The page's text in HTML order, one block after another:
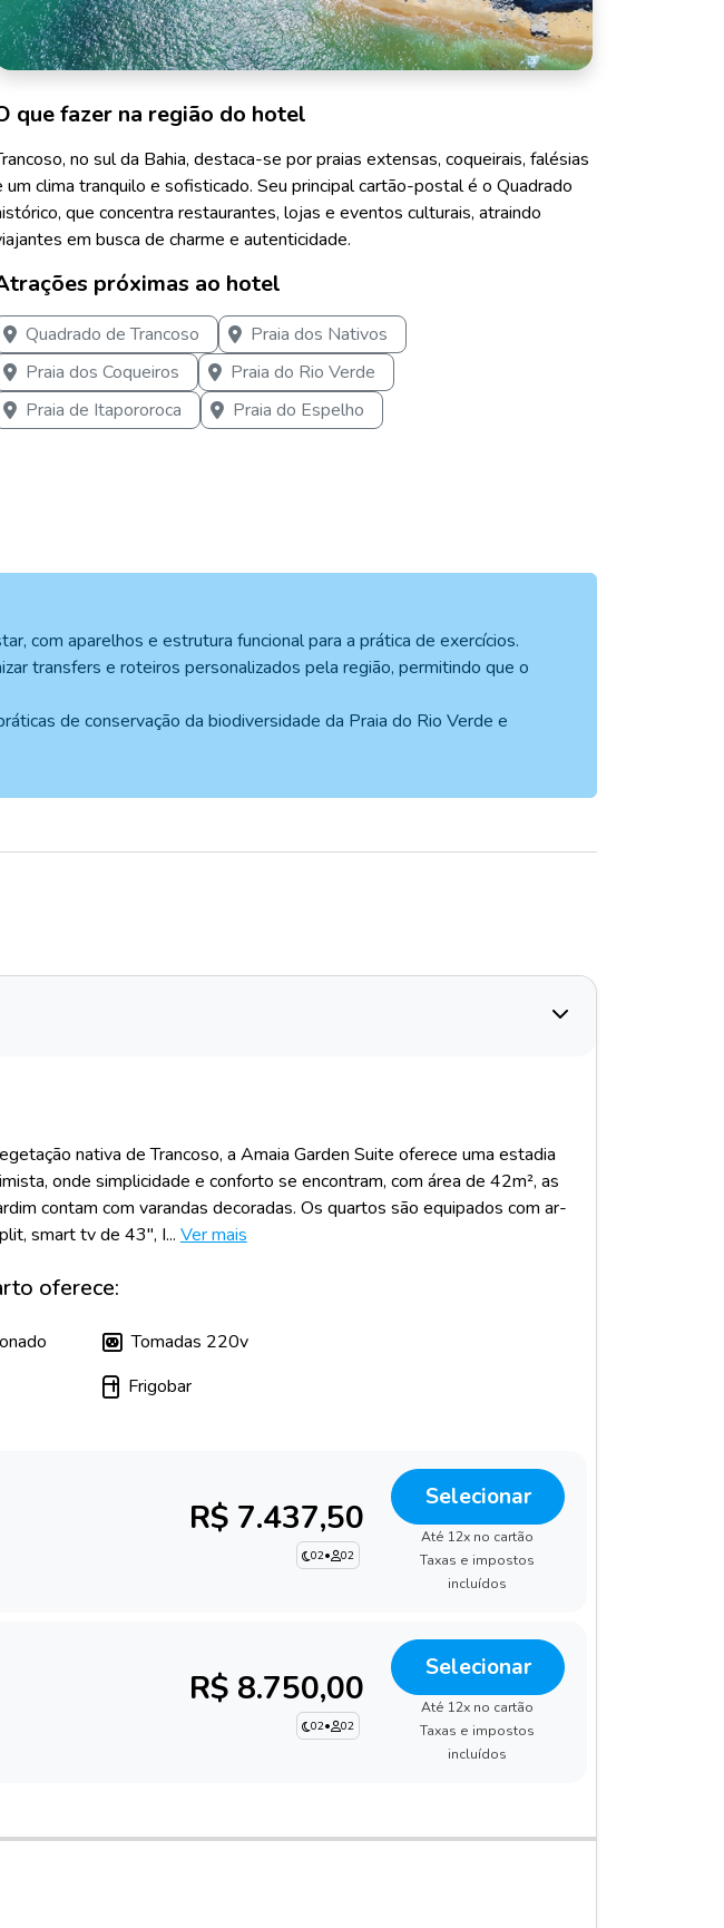
que fazer na região do hotel
no sul da Bahia, destaca-se por praias extensas, coqueirais, falésias
um clima tranquilo e sofisticado. Seu principal cartão-postal é o Quadrado
que concentra restaurantes, lojas e eventos culturais, atraindo
em busca de charme e autenticidade.
próximas ao hotel
Quadrado de Trancoso
Praia dos Nativos
Praia dos Coqueiros
Praia do Rio Verde
Praia de Itapororoca
Praia do Espelho
com aparelhos e estrutura funcional para a prática de exercícios.
transfers e roteiros personalizados pela região, permitindo que o
de conservação da biodiversidade da Praia do Rio Verde e
nativa de Trancoso, a Amaia Garden Suite oferece uma estadia
onde simplicidade e conforto se encontram, com área de 42m², as
contam com varandas decoradas. Os quartos são equipados com ar-
smart tv de 43", I... Ver mais
oferece:
Tomadas 220v
Frigobar
R$ 7.437,50
02• 02
Selecionar
Até 12x no cartão
Taxas e impostos
incluídos
R$ 8.750,00
02• 02
Selecionar
Até 12x no cartão
Taxas e impostos
incluídos